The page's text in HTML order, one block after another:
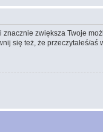
zwiększa Twoje
się też, że przeczytałeś/aś